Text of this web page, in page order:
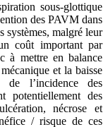
sous-glottique
des PAVM dans
systèmes, malgré leur
coût important par
à mettre en balance
et la baisse
de l’incidence des
potentiellement des
nécrose et
/ risque de ces